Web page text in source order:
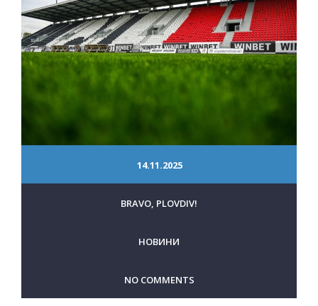
14.11.2025
BRAVO, PLOVDIV!
НОВИНИ
NO COMMENTS